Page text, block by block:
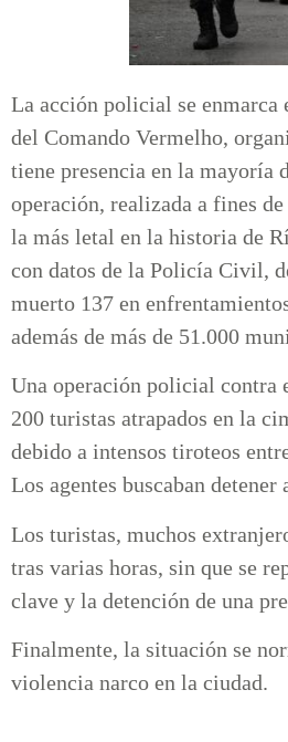
La acción policial se enmarca
del Comando Vermelho,
tiene presencia en la mayoría
operación, realizada a fines
la más letal en la historia de
con datos de la Policía Civil,
muerto 137 en
además de más de 51.000
Una operación policial contra
200 turistas atrapados en la
debido a intensos tiroteos
Los agentes buscaban
Los turistas, muchos
tras varias horas, sin que se
clave y la detención de una
Finalmente, la situación se
violencia narco en la ciudad.